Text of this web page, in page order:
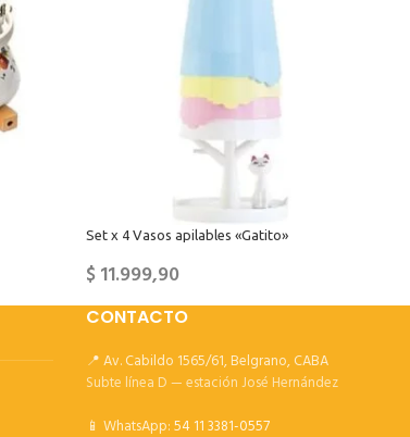
Set x 4 Vasos apilables «Gatito»
$11.999,90
CONTACTO
📍 Av. Cabildo 1565/61, Belgrano, CABA
Subte línea D — estación José Hernández
📱 WhatsApp:54 11 3381-0557